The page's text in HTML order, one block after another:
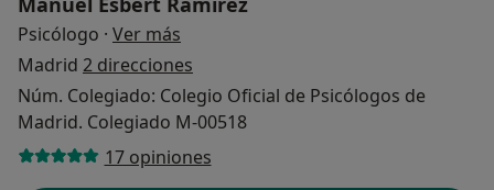
Psicólogo · Ver más
Madrid 2 direcciones
Núm. Colegiado: Colegio Oficial de Psicólogos de
Madrid. Colegiado M-00518
17 opiniones